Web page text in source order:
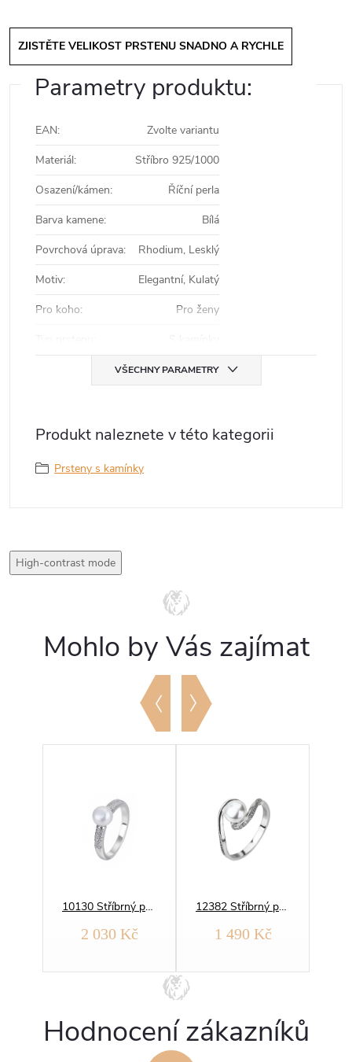
ZJISTĚTE VELIKOST PRSTENU SNADNO A RYCHLE
Parametry produktu:
EAN:
Zvolte variantu
Materiál:
Stříbro 925/1000
Osazení/kámen:
Říční perla
Barva kamene:
Bílá
Povrchová úprava:
Rhodium, Lesklý
Motiv:
Elegantní, Kulatý
Pro koho:
Pro ženy
VŠECHNY PARAMETRY
Produkt naleznete v této kategorii
Prsteny s kamínky
High-contrast mode
Mohlo by Vás zajímat
10130 Stříbrný prsten PERLA zářivá
2 030 Kč
12382 Stříbrný prsten ŘÍČNÍ PERLA vlnky
1 490 Kč
Hodnocení zákazníků